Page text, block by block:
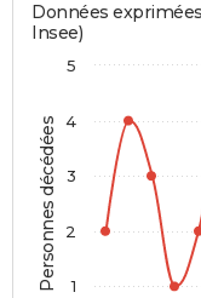
Personnes décédées
Données
Insee)
1
2
3
4
5